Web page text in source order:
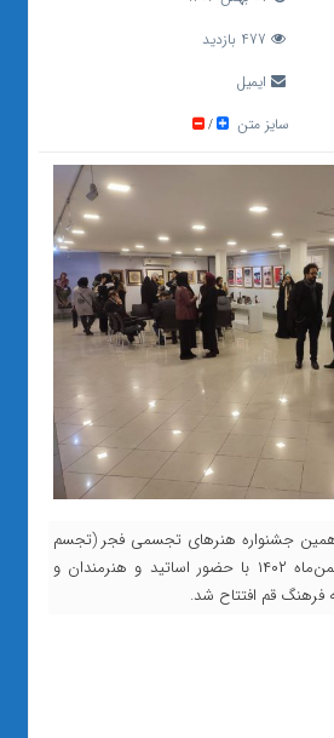
ایمیل
سایز متن /
جشنواره هنرهای تجسمی فجر (تجسم
هنر) عصر روز شنبه ۷ بهمن‌ماه ۱۴۰۲ با حضور اساتید و هنرمندان و
فرهنگ قم افتتاح شد.